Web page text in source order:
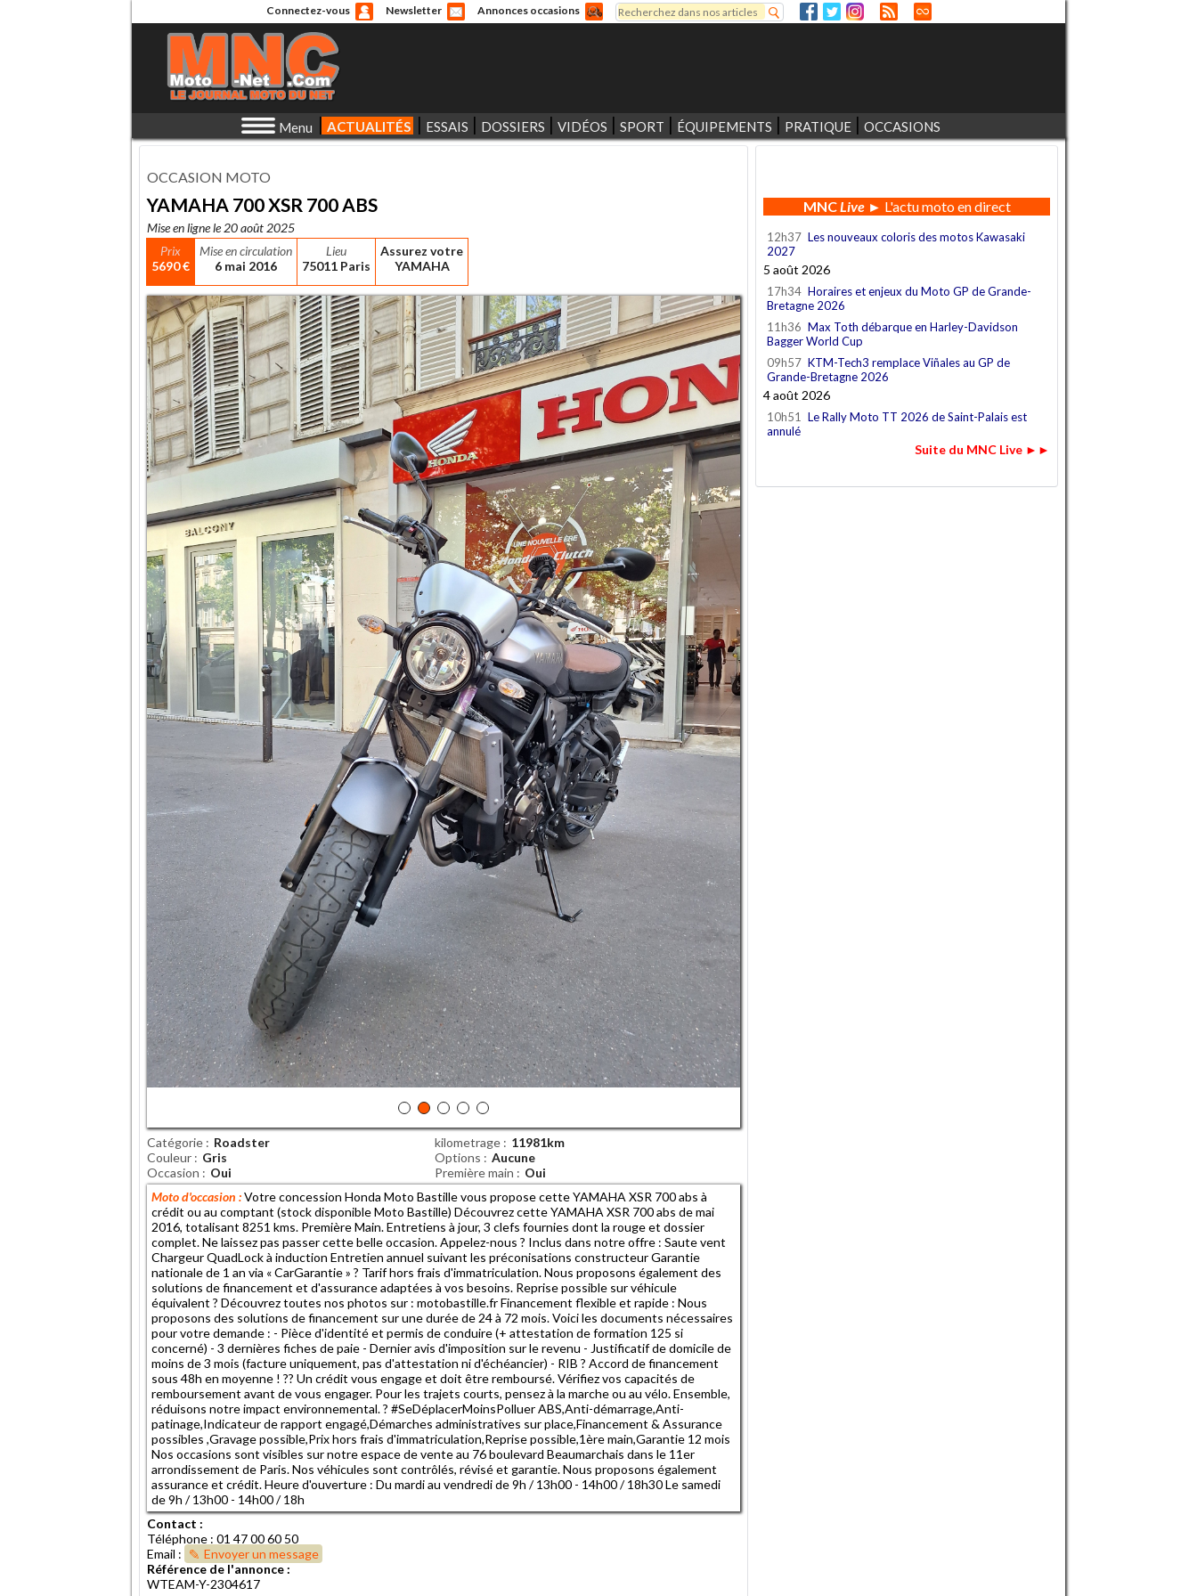
Connectez-vous Newsletter Annonces occasions
Formulaire de recherche
Rechercher
Menu ACTUALITÉS ESSAIS DOSSIERS VIDÉOS SPORT ÉQUIPEMENTS PRATIQUE OCCASIONS
OCCASION MOTO
YAMAHA 700 XSR 700 ABS
Mise en ligne le 20 août 2025
Prix
5690 €
Mise en circulation
6 mai 2016
Lieu
75011 Paris
Assurez votre
YAMAHA
Catégorie Roadster kilometrage
11981km
Couleur
Gris Options
Aucune
Occasion
Oui Première main
Oui
Moto d'occasion :Votre concession Honda Moto Bastille vous propose cette YAMAHA XSR 700 abs à
crédit ou au comptant (stock disponible Moto Bastille) Découvrez cette YAMAHA XSR 700 abs de mai
2016, totalisant 8251 kms. Première Main. Entretiens à jour, 3 clefs fournies dont la rouge et dossier
complet. Ne laissez pas passer cette belle occasion. Appelez-nous ? Inclus dans notre offre : Saute vent
Chargeur QuadLock à induction Entretien annuel suivant les préconisations constructeur Garantie
nationale de 1 an via « CarGarantie » ? Tarif hors frais d'immatriculation. Nous proposons également des
solutions de financement et d'assurance adaptées à vos besoins. Reprise possible sur véhicule
équivalent ? Découvrez toutes nos photos sur : motobastille.fr Financement flexible et rapide : Nous
proposons des solutions de financement sur une durée de 24 à 72 mois. Voici les documents nécessaires
pour votre demande : - Pièce d'identité et permis de conduire (+ attestation de formation 125 si
concerné) - 3 dernières fiches de paie - Dernier avis d'imposition sur le revenu - Justificatif de domicile de
moins de 3 mois (facture uniquement, pas d'attestation ni d'échéancier) - RIB ? Accord de financement
sous 48h en moyenne ! ?? Un crédit vous engage et doit être remboursé. Vérifiez vos capacités de
remboursement avant de vous engager. Pour les trajets courts, pensez à la marche ou au vélo. Ensemble,
réduisons notre impact environnemental. ? #SeDéplacerMoinsPolluer ABS,Anti-démarrage,Anti-
patinage,Indicateur de rapport engagé,Démarches administratives sur place,Financement & Assurance
possibles ,Gravage possible,Prix hors frais d'immatriculation,Reprise possible,1ère main,Garantie 12 mois
Nos occasions sont visibles sur notre espace de vente au 76 boulevard Beaumarchais dans le 11er
arrondissement de Paris. Nos véhicules sont contrôlés, révisé et garantie. Nous proposons également
assurance et crédit. Heure d'ouverture : Du mardi au vendredi de 9h / 13h00 - 14h00 / 18h30 Le samedi
de 9h / 13h00 - 14h00 / 18h
Contact :
Téléphone : 01 47 00 60 50
Email :
Envoyer un message
Référence de l'annonce :
WTEAM-Y-2304617
MNCLive► L'actu moto en direct
12h37 Les nouveaux coloris des motos Kawasaki
2027
5 août 2026
17h34 Horaires et enjeux du Moto GP de Grande-
Bretagne 2026
11h36 Max Toth débarque en Harley-Davidson
Bagger World Cup
09h57 KTM-Tech3 remplace Viñales au GP de
Grande-Bretagne 2026
4 août 2026
10h51 Le Rally Moto TT 2026 de Saint-Palais est
annulé
Suite du MNC Live ►►